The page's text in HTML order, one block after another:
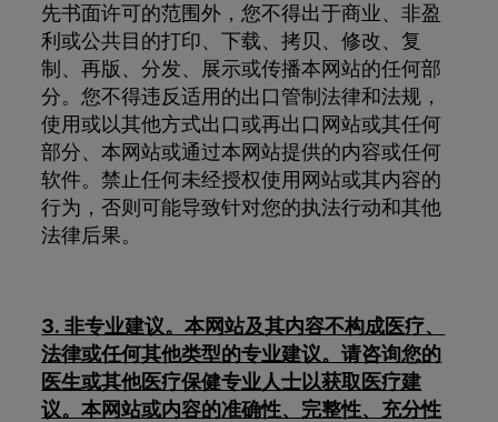
先书面许可的范围外，您不得出于商业、非盈
利或公共目的打印、下载、拷贝、修改、复
制、再版、分发、展示或传播本网站的任何部
分。您不得违反适用的出口管制法律和法规，
使用或以其他方式出口或再出口网站或其任何
部分、本网站或通过本网站提供的内容或任何
软件。禁止任何未经授权使用网站或其内容的
行为，否则可能导致针对您的执法行动和其他
法律后果。
3. 非专业建议。本网站及其内容不构成医疗、
法律或任何其他类型的专业建议。请咨询您的
医生或其他医疗保健专业人士以获取医疗建
议。本网站或内容的准确性、完整性、充分性